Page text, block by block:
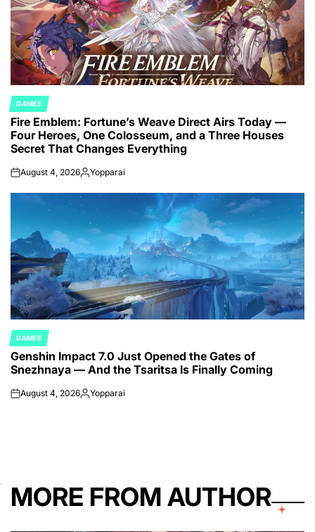
POSTED
IN
GAMES
Fire Emblem: Fortune’s Weave Direct Airs Today —
Four Heroes, One Colosseum, and a Three Houses
Secret That Changes Everything
onAugust 4, 2026Posted
Yopparai
POSTED
IN
GAMES
Genshin Impact 7.0 Just Opened the Gates of
Snezhnaya — And the Tsaritsa Is Finally Coming
onAugust 4, 2026Posted
Yopparai
MORE FROM AUTHOR